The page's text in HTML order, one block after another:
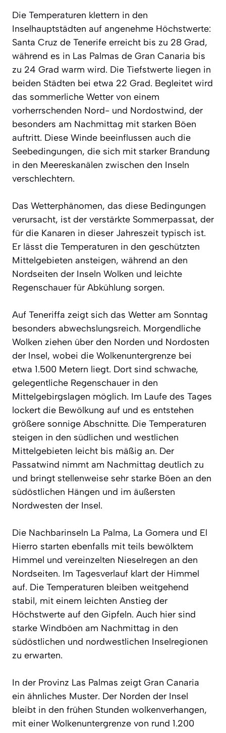
Die Temperaturen klettern in den
Inselhauptstädten auf angenehme Höchstwerte:
Santa Cruz de Tenerife erreicht bis zu 28 Grad,
während es in Las Palmas de Gran Canaria bis
zu 24 Grad warm wird. Die Tiefstwerte liegen in
beiden Städten bei etwa 22 Grad. Begleitet wird
das sommerliche Wetter von einem
vorherrschenden Nord- und Nordostwind, der
besonders am Nachmittag mit starken Böen
auftritt. Diese Winde beeinflussen auch die
Seebedingungen, die sich mit starker Brandung
in den Meereskanälen zwischen den Inseln
verschlechtern.
Das Wetterphänomen, das diese Bedingungen
verursacht, ist der verstärkte Sommerpassat, der
für die Kanaren in dieser Jahreszeit typisch ist.
Er lässt die Temperaturen in den geschützten
Mittelgebieten ansteigen, während an den
Nordseiten der Inseln Wolken und leichte
Regenschauer für Abkühlung sorgen.
Auf Teneriffa zeigt sich das Wetter am Sonntag
besonders abwechslungsreich. Morgendliche
Wolken ziehen über den Norden und Nordosten
der Insel, wobei die Wolkenuntergrenze bei
etwa 1.500 Metern liegt. Dort sind schwache,
gelegentliche Regenschauer in den
Mittelgebirgslagen möglich. Im Laufe des Tages
lockert die Bewölkung auf und es entstehen
größere sonnige Abschnitte. Die Temperaturen
steigen in den südlichen und westlichen
Mittelgebieten leicht bis mäßig an. Der
Passatwind nimmt am Nachmittag deutlich zu
und bringt stellenweise sehr starke Böen an den
südöstlichen Hängen und im äußersten
Nordwesten der Insel.
Die Nachbarinseln La Palma, La Gomera und El
Hierro starten ebenfalls mit teils bewölktem
Himmel und vereinzelten Nieselregen an den
Nordseiten. Im Tagesverlauf klart der Himmel
auf. Die Temperaturen bleiben weitgehend
stabil, mit einem leichten Anstieg der
Höchstwerte auf den Gipfeln. Auch hier sind
starke Windböen am Nachmittag in den
südöstlichen und nordwestlichen Inselregionen
zu erwarten.
In der Provinz Las Palmas zeigt Gran Canaria
ein ähnliches Muster. Der Norden der Insel
bleibt in den frühen Stunden wolkenverhangen,
mit einer Wolkenuntergrenze von rund 1.200